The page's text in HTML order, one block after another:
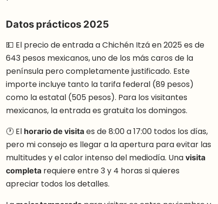
Datos prácticos 2025
💵 El precio de entrada a Chichén Itzá en 2025 es de
643 pesos mexicanos, uno de los más caros de la
península pero completamente justificado. Este
importe incluye tanto la tarifa federal (89 pesos)
como la estatal (505 pesos). Para los visitantes
mexicanos, la entrada es gratuita los domingos.
🕐 El horario de visitaes de 8:00 a 17:00 todos los días,
pero mi consejo es llegar a la apertura para evitar las
multitudes y el calor intenso del mediodía. Unavisita
completa requiere entre 3 y 4 horas si quieres
apreciar todos los detalles.